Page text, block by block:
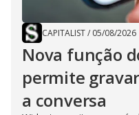
CAPITALIST/ 05/08/2026
Nova função
permite
a conversa